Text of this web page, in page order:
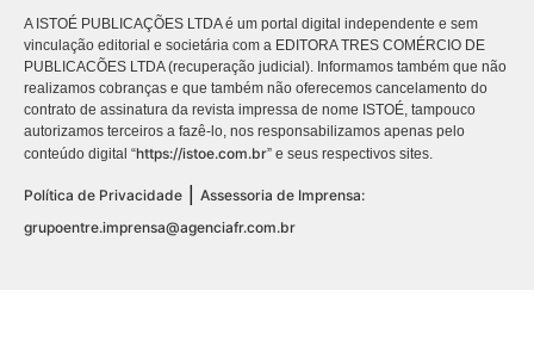
A ISTOÉ PUBLICAÇÕES LTDA é um portal digital independente e sem
vinculação editorial e societária com a EDITORA TRES COMÉRCIO DE
PUBLICACÕES LTDA (recuperação judicial). Informamos também que não
realizamos cobranças e que também não oferecemos cancelamento do
contrato de assinatura da revista impressa de nome ISTOÉ, tampouco
autorizamos terceiros a fazê-lo, nos responsabilizamos apenas pelo
conteúdo digital “https://istoe.com.br” e seus respectivos sites.
Política de Privacidade
Assessoria de Imprensa:
grupoentre.imprensa@agenciafr.com.br